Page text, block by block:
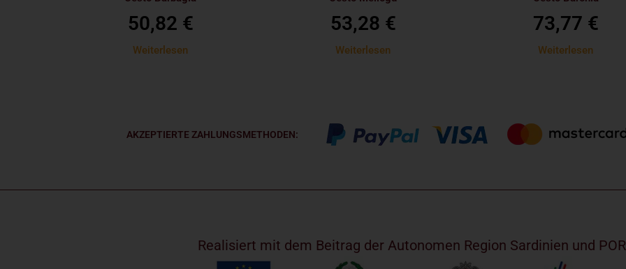
50,82 €
Weiterlesen
53,28 €
Weiterlesen
73,77 €
Weiterlesen
AKZEPTIERTE ZAHLUNGSMETHODEN:
Realisiert mit dem Beitrag der Autonomen Region Sardinien und